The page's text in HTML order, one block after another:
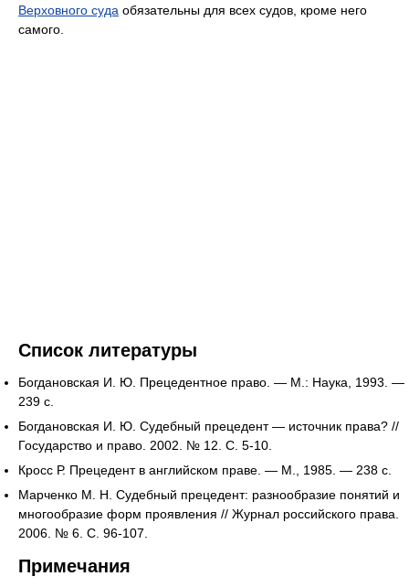
Верховного суда обязательны для всех судов, кроме него
самого.
Список литературы
Богдановская И. Ю. Прецедентное право. — М.: Наука, 1993. —
239 с.
Богдановская И. Ю. Судебный прецедент — источник права? //
Государство и право. 2002. № 12. С. 5-10.
Кросс Р. Прецедент в английском праве. — М., 1985. — 238 с.
Марченко М. Н. Судебный прецедент: разнообразие понятий и
многообразие форм проявления // Журнал российского права.
2006. № 6. С. 96-107.
Примечания